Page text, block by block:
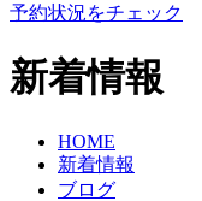
予約状況をチェック
新着情報
HOME
新着情報
ブログ